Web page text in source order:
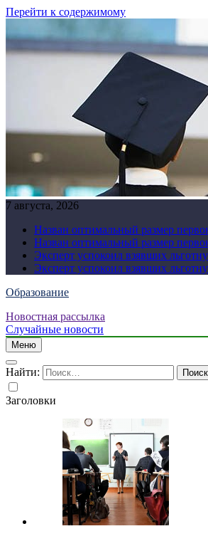
Перейти к содержимому
7 августа, 2026
Назван оптимальный размер
Назван оптимальный размер
Эксперт успокоил взявших
Эксперт успокоил взявших
Образование
Новостная рассылка
Случайные новости
Меню
Найти:
Заголовки